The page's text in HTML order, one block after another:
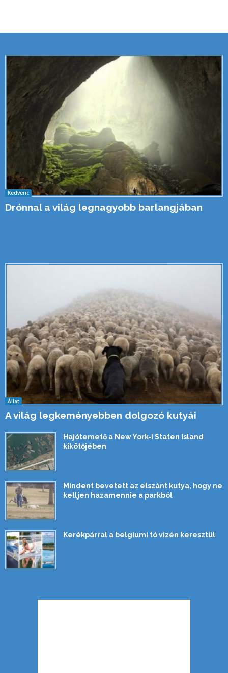
Kedvenc
Drónnal a világ legnagyobb barlangjában
Állat
A világ legkeményebben dolgozó kutyái
Hajótemető a New York-i Staten Island
kikötőjében
Mindent bevetett az elszánt kutya, hogy ne
kelljen hazamennie a parkból
Kerékpárral a belgiumi tó vizén keresztül